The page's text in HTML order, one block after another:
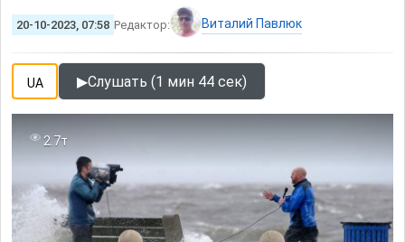
20-10-2023, 07:58 Редактор: Виталий Павлюк
UA ▶Слушать (1 мин 44 сек)
2.7т